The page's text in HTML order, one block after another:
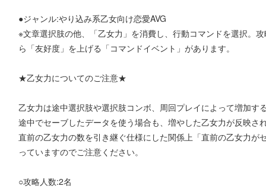
●ジャンル:やり込み系乙女向け恋愛AVG
※文章選択肢の他、「乙女力」を消費し、行動コマンドを選択。
ら「友好度」を上げる「コマンドイベント」があります。
★乙女力についてのご注意★
乙女力は途中選択肢や選択肢コンボ、周回プレイによって増加す
途中でセーブしたデータを使う場合も、増やした乙女力が反映さ
直前の乙女力の数を引き継ぐ仕様にした関係上「直前の乙女力が
っていますのでご注意ください。
○攻略人数:2名